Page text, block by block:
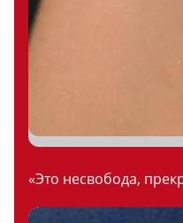
«Это несвобода,